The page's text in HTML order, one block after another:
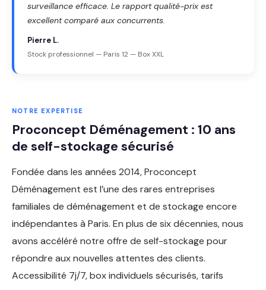
surveillance efficace. Le rapport qualité-prix est
excellent comparé aux concurrents.
Pierre L.
Stock professionnel — Paris 12 — Box XXL
NOTRE EXPERTISE
Proconcept Déménagement : 10 ans
de self-stockage sécurisé
Fondée dans les années 2014, Proconcept
Déménagement est l’une des rares entreprises
familiales de déménagement et de stockage encore
indépendantes à Paris. En plus de six décennies, nous
avons accéléré notre offre de self-stockage pour
répondre aux nouvelles attentes des clients.
Accessibilité 7j/7, box individuels sécurisés, tarifs